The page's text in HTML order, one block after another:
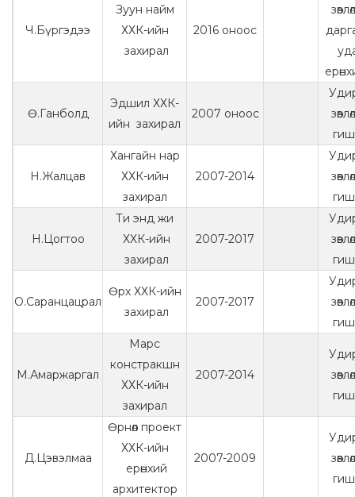
Ч.Бүргэдээ
Зуун найм
ХХК-ийн
захирал
2016 оноос
дарга
Ө.Ганболд
Эдшил ХХК-
ийн захирал
2007 оноос
Н.Жалцав
Хангайн нар
ХХК-ийн
захирал
2007-2014
Н.Цогтоо
Ти энд жи
ХХК-ийн
захирал
2007-2017
О.Саранцацрал
Өрх ХХК-ийн
захирал
2007-2017
М.Амаржаргал
Марс
констракшн
ХХК-ийн
захирал
2007-2014
Д.Цэвэлмаа
Өрнөл проект
ХХК-ийн
ерөнхий
архитектор
2007-2009